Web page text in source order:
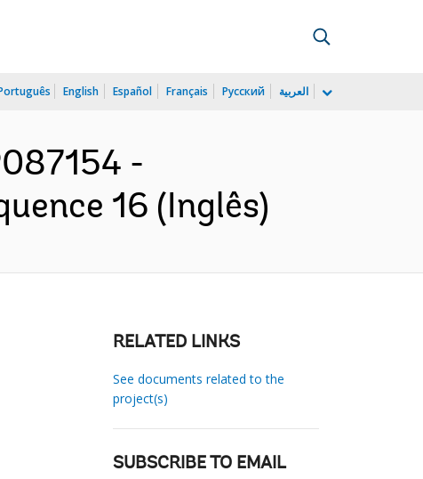
English Español Français Русский العربية
-
16 (Inglês)
RELATED LINKS
See documents related to the
project(s)
SUBSCRIBE TO EMAIL